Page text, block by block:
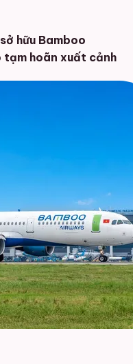
hữu Bamboo
hoãn xuất cảnh